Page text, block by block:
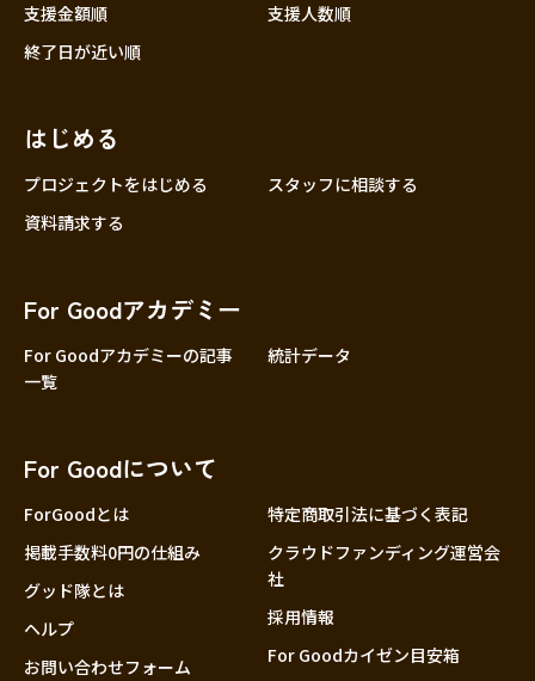
支援金額順
支援人数順
終了日が近い順
はじめる
プロジェクトをはじめる
スタッフに相談する
資料請求する
For Goodアカデミー
For Goodアカデミーの記事
一覧
統計データ
For Goodについて
ForGoodとは
掲載手数料0円の仕組み
グッド隊とは
ヘルプ
お問い合わせフォーム
特定商取引法に基づく表記
クラウドファンディング運営会
社
採用情報
For Goodカイゼン目安箱